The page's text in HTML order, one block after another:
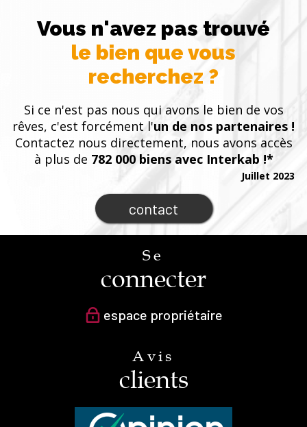
Vous n'avez pas trouvé
le bien que vous
recherchez ?
Si ce n'est pas nous qui avons le bien de vos
rêves, c'est forcément l'un de nos partenaires !
Contactez nous directement, nous avons accès
à plus de 782 000 biens avec Interkab !*
contact
Juillet 2023
Se
connecter
espace propriétaire
Avis
clients